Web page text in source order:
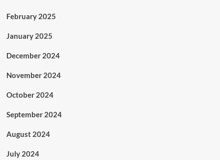
February 2025
January 2025
December 2024
November 2024
October 2024
September 2024
August 2024
July 2024